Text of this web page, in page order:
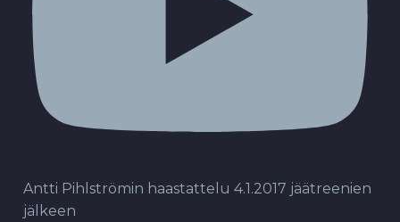
Antti Pihlströmin haastattelu 4.1.2017 jäätreenien
jälkeen